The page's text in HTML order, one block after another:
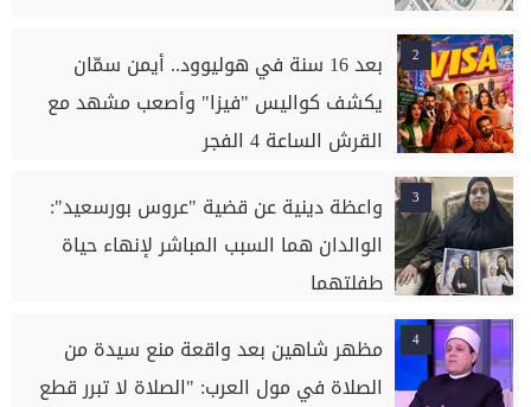
2
بعد 16 سنة في هوليوود.. أيمن سمّان
يكشف كواليس "فيزا" وأصعب مشهد مع
القرش الساعة 4 الفجر
3
واعظة دينية عن قضية "عروس بورسعيد":
الوالدان هما السبب المباشر لإنهاء حياة
طفلتهما
4
مظهر شاهين بعد واقعة منع سيدة من
الصلاة في مول العرب: "الصلاة لا تبرر قطع